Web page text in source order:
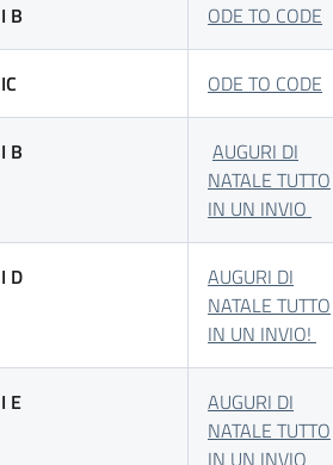
I B ODE TO CODE
IC ODE TO CODE
I B
AUGURI DI
NATALE TUTTO
IN UN INVIO
I D
AUGURI DI
NATALE TUTTO
IN UN INVIO!
I E
AUGURI DI
NATALE TUTTO